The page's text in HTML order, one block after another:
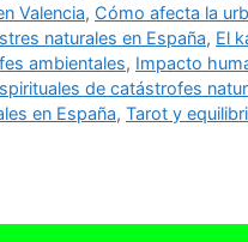
Valencia, Cómo afecta la
naturales en España, El
ambientales, Impacto
de catástrofes
en España, Tarot y